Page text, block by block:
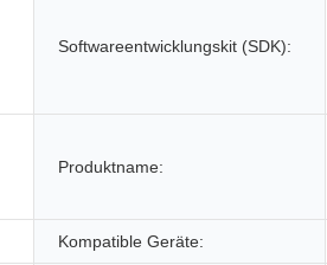
Softwareentwicklungskit (SDK):
Produktname:
Kompatible Geräte: